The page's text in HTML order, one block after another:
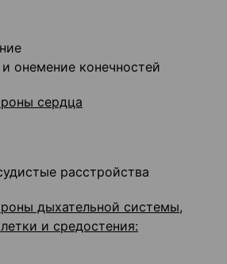
онемение конечностей
сердца
расстройства
дыхательной системы,
и средостения: